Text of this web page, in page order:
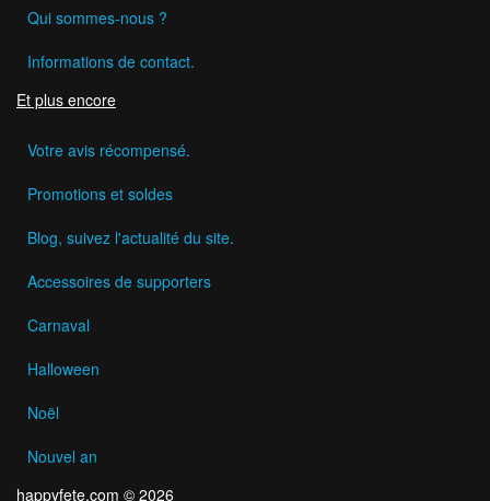
Qui sommes-nous ?
Informations de contact.
Et plus encore
Votre avis récompensé.
Promotions et soldes
Blog, suivez l'actualité du site.
Accessoires de supporters
Carnaval
Halloween
Noël
Nouvel an
happyfete.com © 2026